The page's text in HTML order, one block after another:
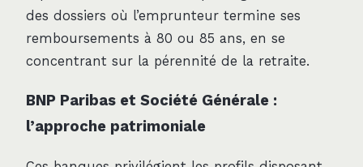
des dossiers où l’emprunteur termine ses
remboursements à 80 ou 85 ans, en se
concentrant sur la pérennité de la retraite.
BNP Paribas et Société Générale :
l’approche patrimoniale